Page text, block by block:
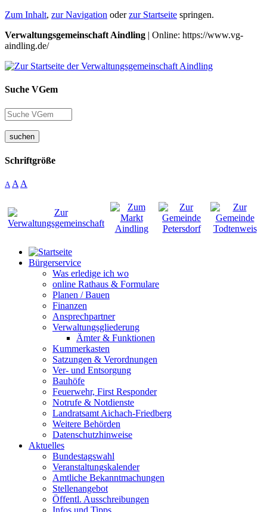
Zum Inhalt, zur Navigation oderzur Startseite springen.
Verwaltungsgemeinschaft Aindling | Online: https://www.vg-
aindling.de/
Suche VGem
suchen
Schriftgröße
A A A
Bürgerservice
Was erledige ich wo
online Rathaus & Formulare
Planen / Bauen
Finanzen
Ansprechpartner
Verwaltungsgliederung
Ämter & Funktionen
Kummerkasten
Satzungen & Verordnungen
Ver- und Entsorgung
Bauhöfe
Feuerwehr, First Responder
Notrufe & Notdienste
Landratsamt Aichach-Friedberg
Weitere Behörden
Datenschutzhinweise
Aktuelles
Bundestagswahl
Veranstaltungskalender
Amtliche Bekanntmachungen
Stellenangebot
Öffentl. Ausschreibungen
Infos und Tipps